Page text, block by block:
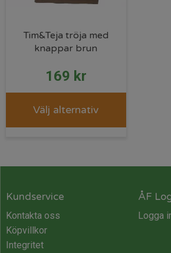
Tim&Teja tröja med
knappar brun
169 kr
Välj alternativ
Kundservice
Kontakta oss
Köpvillkor
Integritet
ÅF
Logga